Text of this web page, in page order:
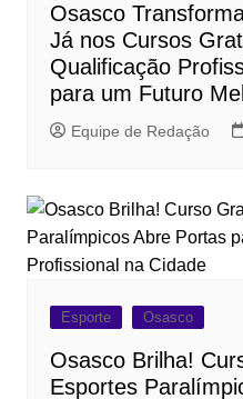
Osasco
Já nos Cursos
Qualificação
para um Futuro
Equipe de Redação
Esporte Osasco
Osasco Brilha!
Esportes